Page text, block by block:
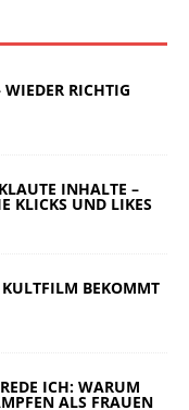
RICHTIG
INHALTE –
KLICKS UND LIKES
KULTFILM BEKOMMT
ICH: WARUM
ALS FRAUEN